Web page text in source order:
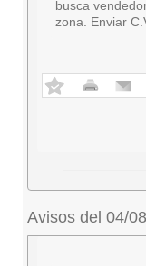
busca
zona. Enviar
Avisos del 04/08